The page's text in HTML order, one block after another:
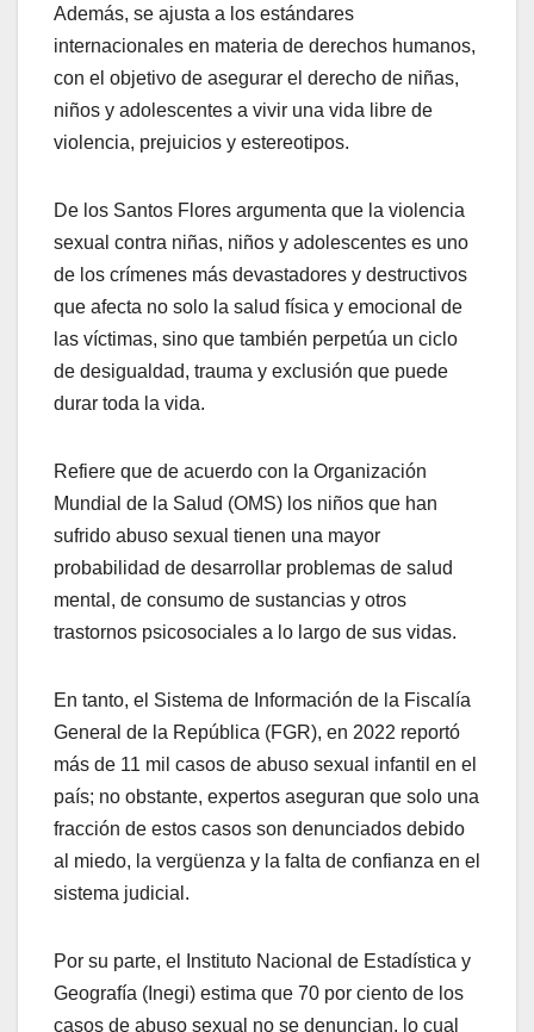
Además, se ajusta a los estándares
internacionales en materia de derechos humanos,
con el objetivo de asegurar el derecho de niñas,
niños y adolescentes a vivir una vida libre de
violencia, prejuicios y estereotipos.
De los Santos Flores argumenta que la violencia
sexual contra niñas, niños y adolescentes es uno
de los crímenes más devastadores y destructivos
que afecta no solo la salud física y emocional de
las víctimas, sino que también perpetúa un ciclo
de desigualdad, trauma y exclusión que puede
durar toda la vida.
Refiere que de acuerdo con la Organización
Mundial de la Salud (OMS) los niños que han
sufrido abuso sexual tienen una mayor
probabilidad de desarrollar problemas de salud
mental, de consumo de sustancias y otros
trastornos psicosociales a lo largo de sus vidas.
En tanto, el Sistema de Información de la Fiscalía
General de la República (FGR), en 2022 reportó
más de 11 mil casos de abuso sexual infantil en el
país; no obstante, expertos aseguran que solo una
fracción de estos casos son denunciados debido
al miedo, la vergüenza y la falta de confianza en el
sistema judicial.
Por su parte, el Instituto Nacional de Estadística y
Geografía (Inegi) estima que 70 por ciento de los
casos de abuso sexual no se denuncian, lo cual